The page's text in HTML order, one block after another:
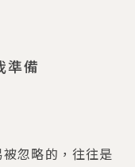
準備
忽略的，往往是